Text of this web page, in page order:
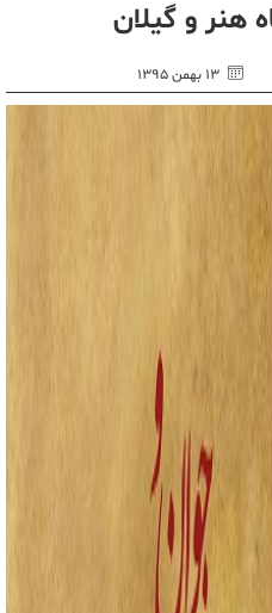
هنر و گیلان
۱۳ بهمن ۱۳۹۵